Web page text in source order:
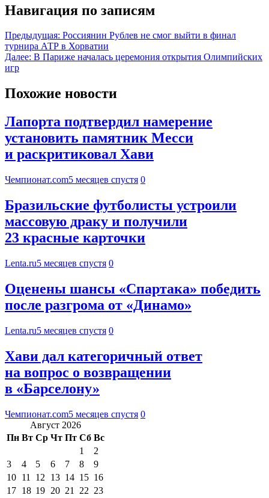
Навигация по записям
Предыдущая: Россиянин Рублев не смог выйти в финал
турнира АТР в Хорватии
Далее: В Париже началась церемония открытия Олимпийских
игр
Похожие новости
Лапорта подтвердил намерение
установить памятник Месси
и раскритиковал Хави
Чемпионат.com5 месяцев спустя 0
Бразильские футболисты устроили
массовую драку и получили
23 красные карточки
Lenta.ru5 месяцев спустя 0
Оценены шансы «Спартака» победить
после разгрома от «Динамо»
Lenta.ru5 месяцев спустя 0
Хави дал категоричный ответ
на вопрос о возвращении
в «Барселону»
Чемпионат.com5 месяцев спустя 0
Август 2026
Пн Вт Ср Чт Пт Сб Вс
1
2
3
4 5 6 7 8
9
10 11 12 13 14 15 16
17 18 19 20 21 22 23